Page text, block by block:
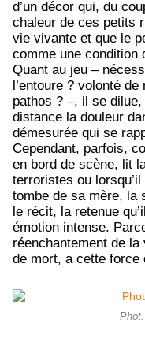
d’un décor qui, du
chaleur de ces petits
vie vivante et que le
comme une condition
Quant au jeu –
l’entoure ? volonté
pathos ? –, il se
distance la douleur
démesurée qui se
Cependant, parfois,
en bord de scène, lit
terroristes ou
tombe de sa mère, la
le récit, la retenue
émotion intense.
réenchantement de
de mort, a cette force